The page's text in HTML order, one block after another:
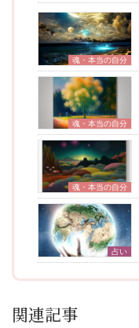
魂・本当の自分
魂・本当の自分
魂・本当の自分
占い
関連記事